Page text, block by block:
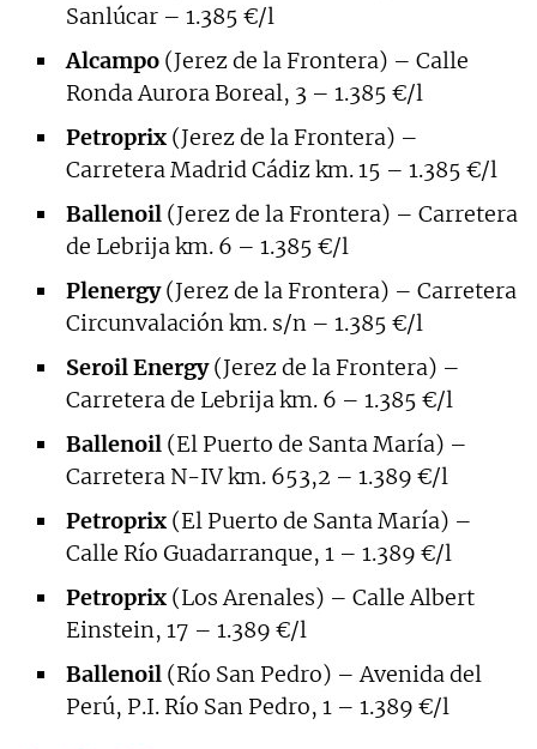
Sanlúcar – 1.385 €/l
Alcampo (Jerez de la Frontera) – Calle
Ronda Aurora Boreal, 3 – 1.385 €/l
Petroprix (Jerez de la Frontera) –
Carretera Madrid Cádiz km. 15 – 1.385 €/l
Ballenoil (Jerez de la Frontera) – Carretera
de Lebrija km. 6 – 1.385 €/l
Plenergy(Jerez de la Frontera) – Carretera
Circunvalación km. s/n – 1.385 €/l
Seroil Energy(Jerez de la Frontera) –
Carretera de Lebrija km. 6 – 1.385 €/l
Ballenoil (El Puerto de Santa María) –
Carretera N-IV km. 653,2 – 1.389 €/l
Petroprix (El Puerto de Santa María) –
Calle Río Guadarranque, 1 – 1.389 €/l
Petroprix (Los Arenales) – Calle Albert
Einstein, 17 – 1.389 €/l
Ballenoil (Río San Pedro) – Avenida del
Perú, P.I. Río San Pedro, 1 – 1.389 €/l